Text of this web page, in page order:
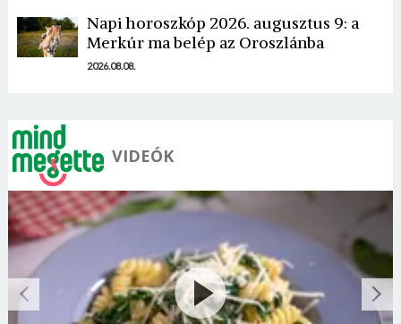
Napi horoszkóp 2026. augusztus 9: a
Merkúr ma belép az Oroszlánba
2026.08.08.
VIDEÓK
Jelszó